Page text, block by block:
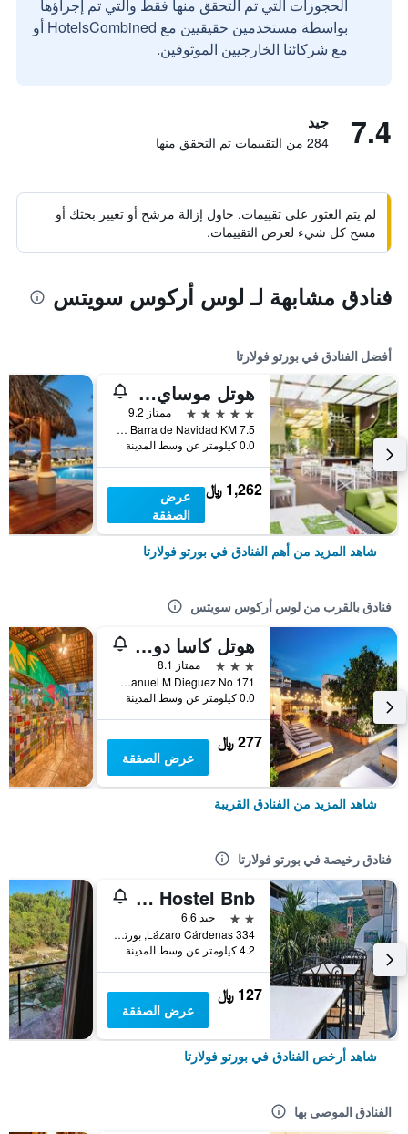
الحجوزات التي تم التحقق منها فقط والتي تم إجراؤها
بواسطة مستخدمين حقيقيين مع HotelsCombined أو
مع شركائنا الخارجيين الموثوقين.
7.4 جيد
284 من التقييمات تم التحقق منها
لم يتم العثور على تقييمات. حاول إزالة مرشح أو تغيير بحثك أو
مسح كل شيء لعرض التقييمات.
فنادق مشابهة لـ لوس أركوس سويتس
أفضل الفنادق في بورتو فولارتا
هوتل موساي بويرتو فالارتا أدالتس ٔنل
5 نجوم
ممتاز 9.2
Carretera a Barra de Navidad KM 7.5, بورتو فولارتا, ولاية خاليسكو, المكسيك
0.0 كيلومتر عن وسط المدينة
1,262 ﷼
عرض
الصفقة
شاهد المزيد من أهم الفنادق في بورتو فولارتا
فنادق بالقرب من لوس أركوس سويتس
هوتل كاسا دونا سوسانا باي لوس أركوس
3 نجوم
ممتاز 8.1
Manuel M Dieguez No 171, بورتو فولارتا, ولاية خاليسكو, المكسيك
0.0 كيلومتر عن وسط المدينة
277 ﷼
عرض الصفقة
شاهد المزيد من الفنادق القريبة
فنادق رخيصة في بورتو فولارتا
Alexandross Hostel Bnb
2 نجمتين
جيد 6.6
334 Lázaro Cárdenas, بورتو فولارتا, ولاية خاليسكو, المكسيك
4.2 كيلومتر عن وسط المدينة
127 ﷼
عرض الصفقة
شاهد أرخص الفنادق في بورتو فولارتا
الفنادق الموصى بها